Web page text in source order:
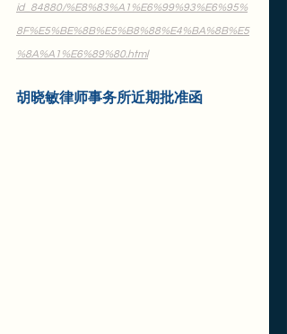
id_84880/%E8%83%A1%E6%99%93%E6%95%
8F%E5%BE%8B%E5%B8%88%E4%BA%8B%E5
%8A%A1%E6%89%80.html
胡晓敏律师事务所近期批准函